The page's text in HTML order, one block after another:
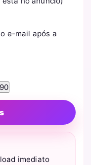
e-mail após a
imediato